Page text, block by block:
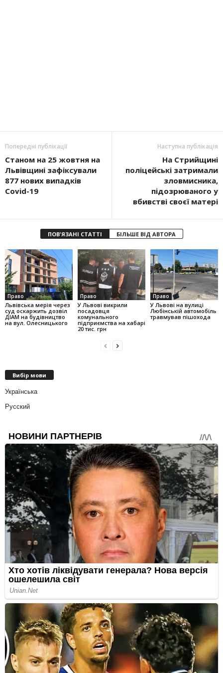
Попередні публікації
Станом на 25 жовтня на
Львівщині зафіксували
877 нових випадків
Covid-19
Наступна публікація
На Стрийщині
поліцейські затримали
зловмисника,
підозрюваного у
вбивстві своєї матері
ПОВ'ЯЗАНІ СТАТТІ БІЛЬШЕ ВІД АВТОРА
Право
Львівська мерія через
суд оскаржить дозвіл
ДІАМ на будівництво
на вул. Олесницького
Право
У Львові викрили
посадовця
комунального
підприємства на хабарі
20 тис. грн
Право
У Львові на вулиці
Любінській автомобіль
травмував пішохода
Вибір мови
Українська
Русский